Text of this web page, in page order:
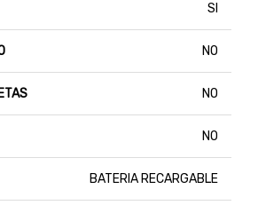
SI
NO
NO
NO
BATERIA RECARGABLE